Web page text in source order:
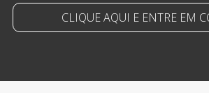
CLIQUE AQUI E ENTRE EM